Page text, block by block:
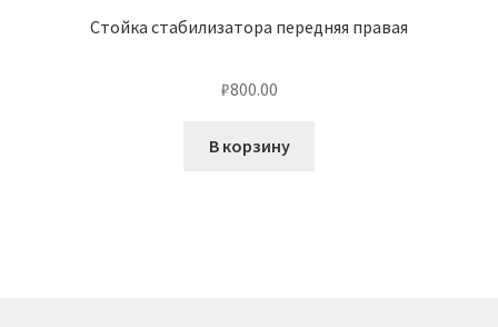
Стойка стабилизатора передняя правая
₽800.00
В корзину